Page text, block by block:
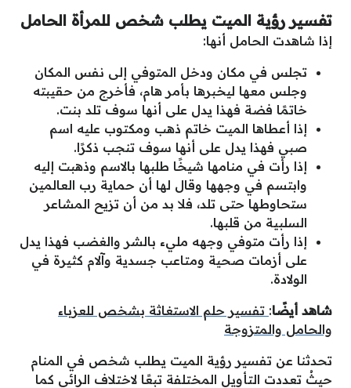
تفسير رؤية الميت يطلب شخص للمرأة الحامل
إذا شاهدت الحامل أنها:
تجلس في مكان ودخل المتوفي إلى نفس المكان
وجلس معها ليخبرها بأمر هام، فأخرج من حقيبته
خاتمًا فضة فهذا يدل على أنها سوف تلد بنت.
إذا أعطاها الميت خاتم ذهب ومكتوب عليه اسم
صبي فهذا يدل على أنها سوف تنجب ذكرًا.
إذا رأت في منامها شيخًا طلبها بالاسم وذهبت إليه
وابتسم في وجهها وقال لها أن حماية رب العالمين
ستحاوطها حتى تلد، فلا بد من أن تزيح المشاعر
السلبية من قلبها.
إذا رأت متوفي وجهه مليء بالشر والغضب فهذا يدل
على أزمات صحية ومتاعب جسدية وآلام كثيرة في
الولادة.
شاهد أيضًا: تفسير حلم الاستغاثة بشخص للعزباء
والحامل والمتزوجة
تحدثنا عن تفسير رؤية الميت يطلب شخص في المنام
حيثُ تعددت التأويل المختلفة تبعًا لاختلاف الرائي كما